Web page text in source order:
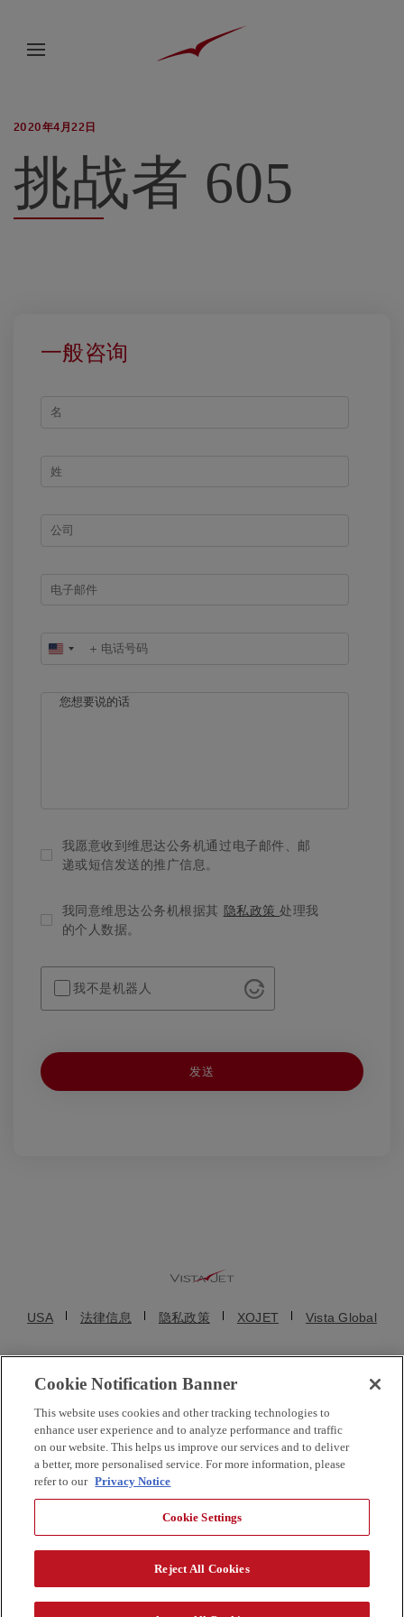
2020年4月22日
挑战者 605
一般咨询
United
+1
我愿意收到维思达公务机通过电子邮件、邮
递或短信发送的推广信息。
我同意维思达公务机根据其 隐私政策处理我
的个人数据。
我不是机器人
USA 法律信息 隐私政策 XOJET Vista Global
航空服务咨询有限公司) 2025. 维思达公务机、维思达、维思达公务机标志
均为维思达公务机的注册商标。保留所有权利。维思达公务机及其子公司
都不是直接的美国航空承运人。VistaJet US Inc. 和维思达公务机移动在线
服务有限公司均为临时包机代理商，不运营公务机。VistaJet Limited 是一
国注册的飞机均由持正规执照的航空运营商运营。
京ICP备18003375号-1
Cookie Notification Banner
This website uses cookies and other tracking technologies to
enhance user experience and to analyze performance and traffic
on our website. This helps us improve our services and to deliver
a better, more personalised service. For more information, please
refer to our Privacy Notice
Cookie Settings
Reject All Cookies